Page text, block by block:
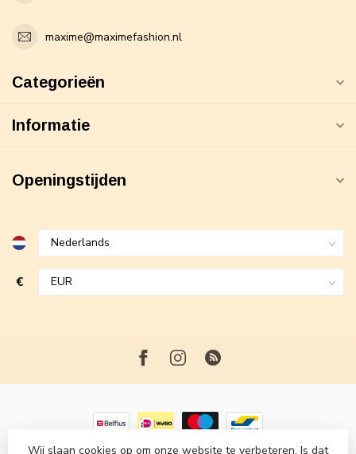
maxime@maximefashion.nl
Categorieën
Informatie
Openingstijden
€
Wij slaan cookies op om onze website te verbeteren. Is dat